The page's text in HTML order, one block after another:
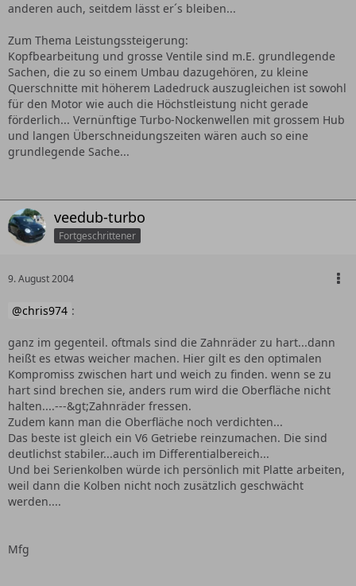
anderen auch, seitdem lässt er´s bleiben...
Zum Thema Leistungssteigerung:
Kopfbearbeitung und grosse Ventile sind m.E. grundlegende
Sachen, die zu so einem Umbau dazugehören, zu kleine
Querschnitte mit höherem Ladedruck auszugleichen ist sowohl
für den Motor wie auch die Höchstleistung nicht gerade
förderlich... Vernünftige Turbo-Nockenwellen mit grossem Hub
und langen Überschneidungszeiten wären auch so eine
grundlegende Sache...
veedub-turbo
Fortgeschrittener
9. August 2004
chris974 :
ganz im gegenteil. oftmals sind die Zahnräder zu hart...dann
heißt es etwas weicher machen. Hier gilt es den optimalen
Kompromiss zwischen hart und weich zu finden. wenn se zu
hart sind brechen sie, anders rum wird die Oberfläche nicht
halten....---&gt;Zahnräder fressen.
Zudem kann man die Oberfläche noch verdichten...
Das beste ist gleich ein V6 Getriebe reinzumachen. Die sind
deutlichst stabiler...auch im Differentialbereich...
Und bei Serienkolben würde ich persönlich mit Platte arbeiten,
weil dann die Kolben nicht noch zusätzlich geschwächt
werden....
Mfg